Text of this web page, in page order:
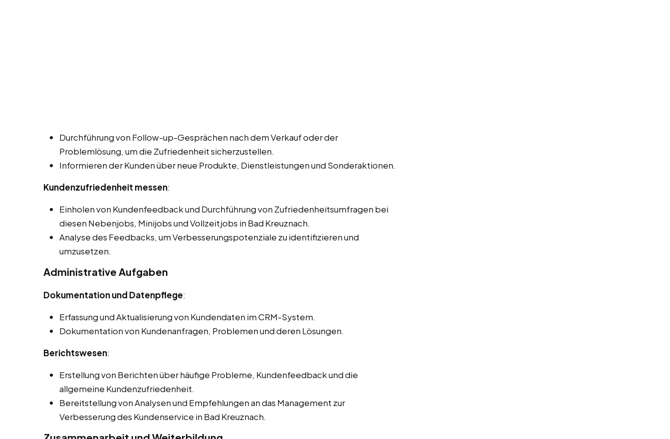
Durchführung von Follow-up-Gesprächen nach dem Verkauf oder der
Problemlösung, um die Zufriedenheit sicherzustellen.
Informieren der Kunden über neue Produkte, Dienstleistungen und Sonderaktionen.
Kundenzufriedenheit messen:
Einholen von Kundenfeedback und Durchführung von Zufriedenheitsumfragen bei
diesen Nebenjobs, Minijobs und Vollzeitjobs in Bad Kreuznach.
Analyse des Feedbacks, um Verbesserungspotenziale zu identifizieren und
umzusetzen.
Administrative Aufgaben
Dokumentation und Datenpflege:
Erfassung und Aktualisierung von Kundendaten im CRM-System.
Dokumentation von Kundenanfragen, Problemen und deren Lösungen.
Berichtswesen:
Erstellung von Berichten über häufige Probleme, Kundenfeedback und die
allgemeine Kundenzufriedenheit.
Bereitstellung von Analysen und Empfehlungen an das Management zur
Verbesserung des Kundenservice in Bad Kreuznach.